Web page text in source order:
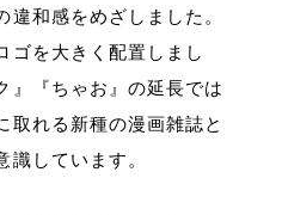
違和感をめざしました。
ゴを大きく配置しまし
』『ちゃお』の延長では
取れる新種の漫画雑誌と
識しています。